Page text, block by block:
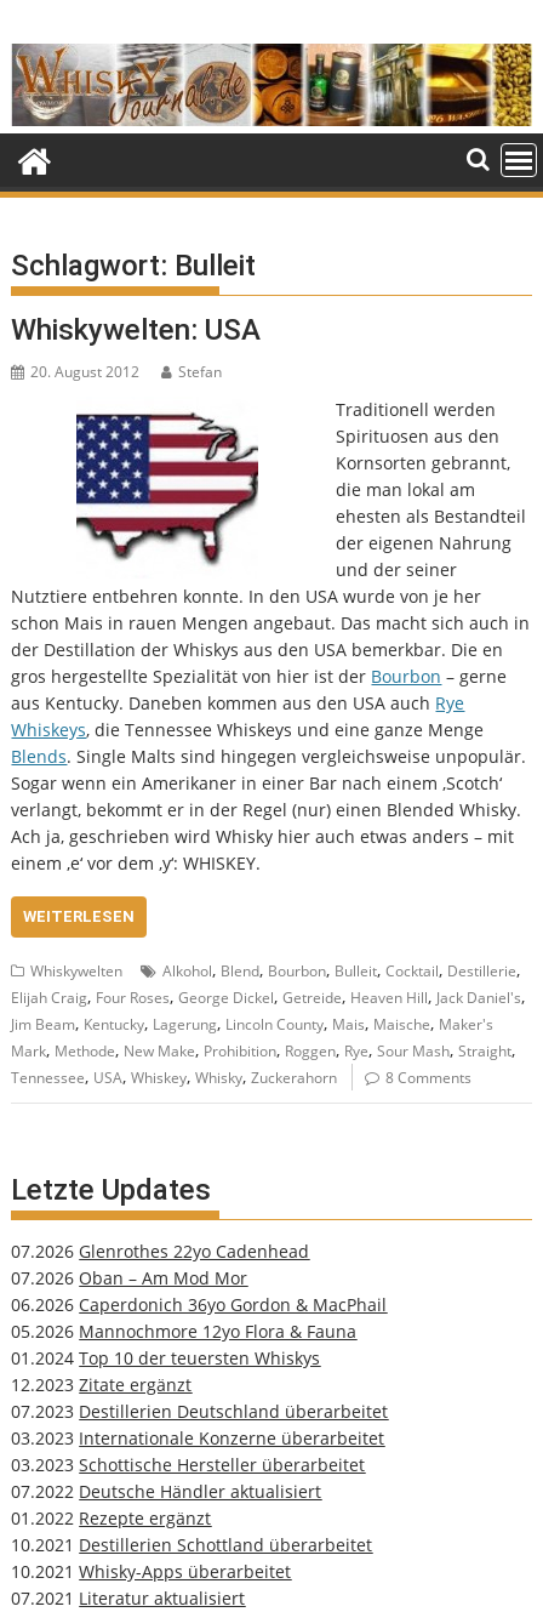
to
content
Schlagwort: Bulleit
Whiskywelten: USA
20. August 2012 Stefan
Traditionell werden
Spirituosen aus den
Kornsorten gebrannt,
die man lokal am
ehesten als Bestandteil
der eigenen Nahrung
und der seiner
Nutztiere entbehren konnte. In den USA wurde von je her
schon Mais in rauen Mengen angebaut. Das macht sich auch in
der Destillation der Whiskys aus den USA bemerkbar. Die en
gros hergestellte Spezialität von hier ist der Bourbon – gerne
aus Kentucky. Daneben kommen aus den USA auch Rye
Whiskeys, die Tennessee Whiskeys und eine ganze Menge
Blends. Single Malts sind hingegen vergleichsweise unpopulär.
Sogar wenn ein Amerikaner in einer Bar nach einem ‚Scotch‘
verlangt, bekommt er in der Regel (nur) einen Blended Whisky.
Ach ja, geschrieben wird Whisky hier auch etwas anders – mit
einem ‚e‘ vor dem ‚y‘: WHISKEY.
WEITERLESEN
Whiskywelten Alkohol, Blend, Bourbon, Bulleit,Cocktail, Destillerie,
Elijah Craig, Four Roses,George Dickel,Getreide, Heaven Hill, Jack Daniel's,
Jim Beam, Kentucky, Lagerung, Lincoln County, Mais, Maische, Maker's
Mark, Methode, New Make, Prohibition, Roggen, Rye,Sour Mash,Straight,
Tennessee, USA,Whiskey,Whisky,Zuckerahorn 8 Comments
Letzte Updates
07.2026 Glenrothes 22yo Cadenhead
07.2026 Oban – Am Mod Mor
06.2026 Caperdonich 36yo Gordon & MacPhail
05.2026 Mannochmore 12yo Flora & Fauna
01.2024Top 10 der teuersten Whiskys
12.2023Zitate ergänzt
07.2023 Destillerien Deutschland überarbeitet
03.2023 Internationale Konzerne überarbeitet
03.2023Schottische Hersteller überarbeitet
07.2022 Deutsche Händler aktualisiert
01.2022 Rezepte ergänzt
10.2021 Destillerien Schottland überarbeitet
10.2021Whisky-Apps überarbeitet
07.2021 Literatur aktualisiert